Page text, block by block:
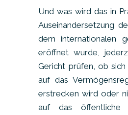
Und was wird das in
Auseinandersetzung
dem internationalen
eröffnet wurde,
Gericht prüfen, ob
auf das
erstrecken wird oder
auf das öffentliche